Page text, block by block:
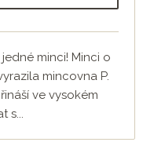
minci! Minci o
mincovna P.
ve vysokém
s...